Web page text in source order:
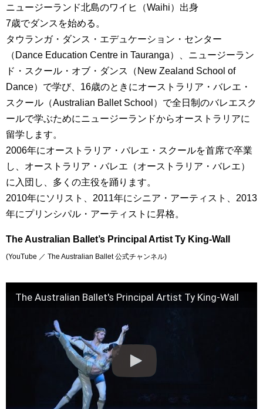
ニュージーランド北島のワイヒ（Waihi）出身
7歳でダンスを始める。
タウランガ・ダンス・エデュケーション・センター
（Dance Education Centre in Tauranga）、ニュージーラン
ド・スクール・オブ・ダンス（New Zealand School of
Dance）で学び、16歳のときにオーストラリア・バレエ・
スクール（Australian Ballet School）で全日制のバレエスク
ールで学ぶためにニュージーランドからオーストラリアに
留学します。
2006年にオーストラリア・バレエ・スクールを首席で卒業
し、オーストラリア・バレエ（オーストラリア・バレエ）
に入団し、多くの主役を踊ります。
2010年にソリスト、2011年にシニア・アーティスト、2013
年にプリンシパル・アーティストに昇格。
The Australian Ballet’s Principal Artist Ty King-Wall
(YouTube ／ The Australian Ballet 公式チャンネル)
The Australian Ballet's Principal Artist Ty King-Wall